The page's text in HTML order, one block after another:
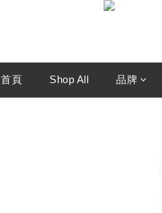
首頁 Shop All 品牌